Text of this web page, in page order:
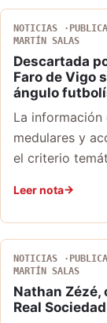
NOTICIAS
MARTÍN SALAS
Descartada
Faro de Vigo
ángulo
La información
medulares y
el criterio
Leer nota
NOTICIAS
MARTÍN SALAS
Nathan Zézé,
Real Sociedad